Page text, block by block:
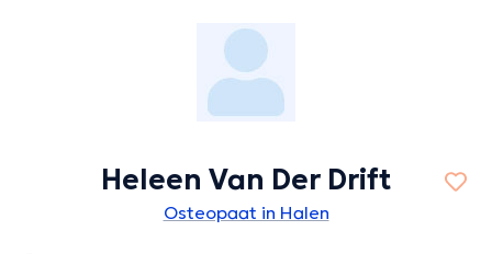
Heleen Van Der Drift
Osteopaat in Halen